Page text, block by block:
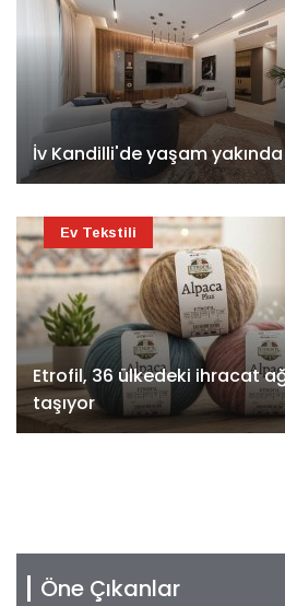
İv Kandilli'de yaşam
Etrofil, 36 ülkedeki ihracat
taşıyor
Ev Tekstili
Öne Çıkanlar